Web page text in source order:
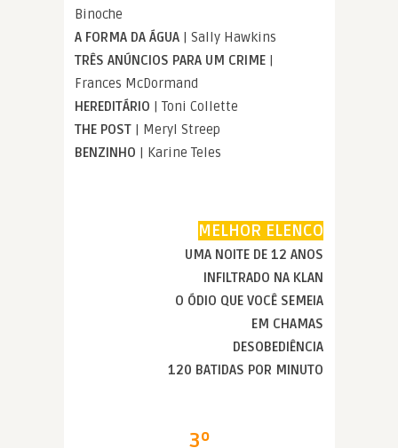
Binoche
A FORMA DA ÁGUA | Sally Hawkins
TRÊS ANÚNCIOS PARA UM CRIME |
Frances McDormand
HEREDITÁRIO | Toni Collette
THE POST | Meryl Streep
BENZINHO | Karine Teles
MELHOR ELENCO
UMA NOITE DE 12 ANOS
INFILTRADO NA KLAN
O ÓDIO QUE VOCÊ SEMEIA
EM CHAMAS
DESOBEDIÊNCIA
120 BATIDAS POR MINUTO
3º